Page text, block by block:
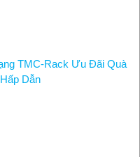
TMC-Rack Ưu Đãi Quà
Dẫn